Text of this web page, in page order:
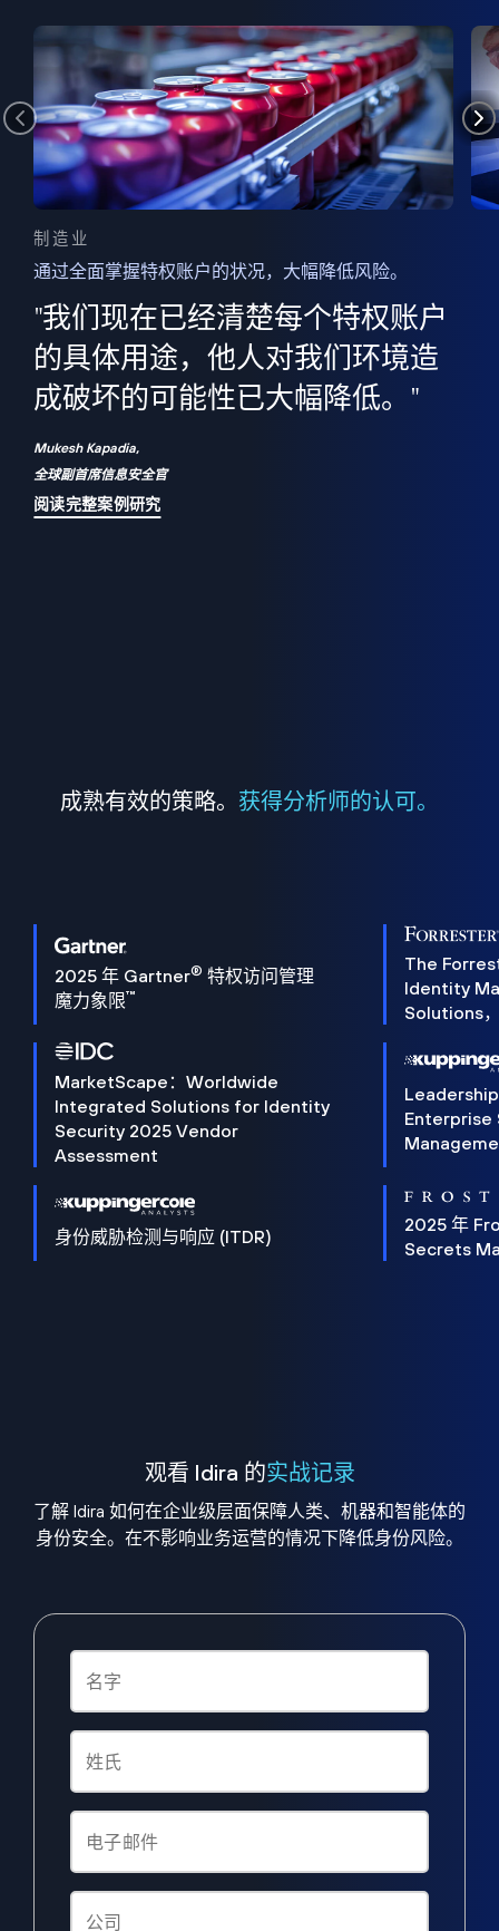
制造业
通过全面掌握特权账户的状况，大幅降低风险。
"我们现在已经清楚每个特权账户
的具体用途，他人对我们环境造
成破坏的可能性已大幅降低。"
Mukesh Kapadia,
全球副首席信息安全官
阅读完整案例研究
成熟有效的策略。 获得分析师的认可。
2025 年 Gartner® 特权访问管理
魔力象限™
The
Identity
Solutions
MarketScape：Worldwide
Integrated Solutions for Identity
Security 2025 Vendor
Assessment
Enterprise
身份威胁检测与响应 (ITDR)
2025 年
Secrets
观看 Idira 的实战记录
了解 Idira 如何在企业级层面保障人类、机器和智能体的
身份安全。在不影响业务运营的情况下降低身份风险。